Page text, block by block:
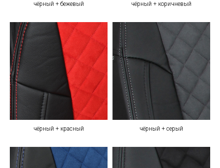
чёрный + бежевый чёрный + коричневый
чёрный + красный чёрный + серый